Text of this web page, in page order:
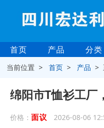
首页 产品 分类
当前位置 >首页 > 产品 >
绵阳市T恤衫工厂
价格： 面议 2026-08-06